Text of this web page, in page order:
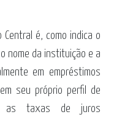
é, como indica o
nome da instituição e a
em empréstimos
seu próprio perfil de
as taxas de juros